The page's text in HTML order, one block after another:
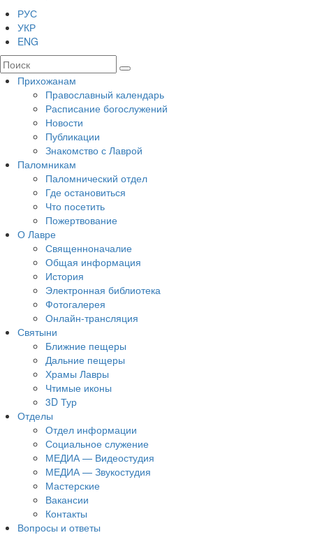
РУС
УКР
ENG
Прихожанам
Православный календарь
Расписание богослужений
Новости
Публикации
Знакомство с Лаврой
Паломникам
Паломнический отдел
Где остановиться
Что посетить
Пожертвование
О Лавре
Священноначалие
Общая информация
История
Электронная библиотека
Фотогалерея
Онлайн-трансляция
Святыни
Ближние пещеры
Дальние пещеры
Храмы Лавры
Чтимые иконы
3D Тур
Отделы
Отдел информации
Социальное служение
МЕДИА — Видеостудия
МЕДИА — Звукостудия
Мастерские
Вакансии
Контакты
Вопросы и ответы